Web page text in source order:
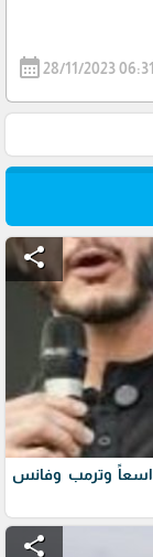
calendar_month28/11/2023
share
وترمب وفانس
share